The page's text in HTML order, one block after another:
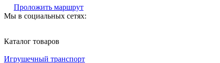
Проложить маршрут
Мы в социальных сетях:
Каталог товаров
Игрушечный транспорт